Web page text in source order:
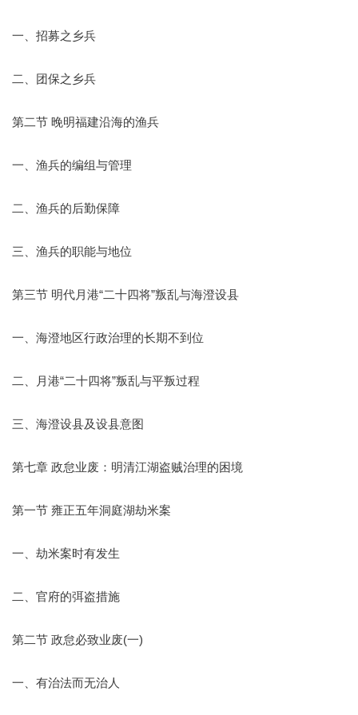
一、招募之乡兵
二、团保之乡兵
第二节 晚明福建沿海的渔兵
一、渔兵的编组与管理
二、渔兵的后勤保障
三、渔兵的职能与地位
第三节 明代月港“二十四将”叛乱与海澄设县
一、海澄地区行政治理的长期不到位
二、月港“二十四将”叛乱与平叛过程
三、海澄设县及设县意图
第七章 政怠业废：明清江湖盗贼治理的困境
第一节 雍正五年洞庭湖劫米案
一、劫米案时有发生
二、官府的弭盗措施
第二节 政怠必致业废(一)
一、有治法而无治人